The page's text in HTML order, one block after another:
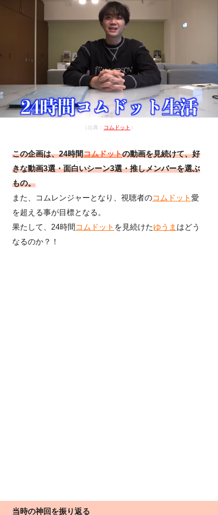
（出典： コムドット ）
この企画は、24時間コムドットの動画を見続けて、好
きな動画3選・面白いシーン3選・推しメンバーを選ぶ
もの。
また、コムレンジャーとなり、視聴者のコムドット 愛
を超える事が目標となる。
果たして、24時間 コムドット を見続けたゆうま はどう
なるのか？！
当時の神回を振り返る